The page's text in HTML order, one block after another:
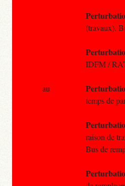
(travaux).
IDFM /
temps de
raison de
Bus de
au